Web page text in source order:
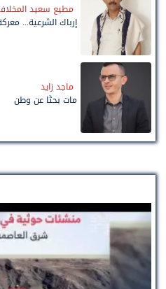
مطيع سعيد
إرباك الشرعية...
ماجد زايد
مات بحثًا عن وطن